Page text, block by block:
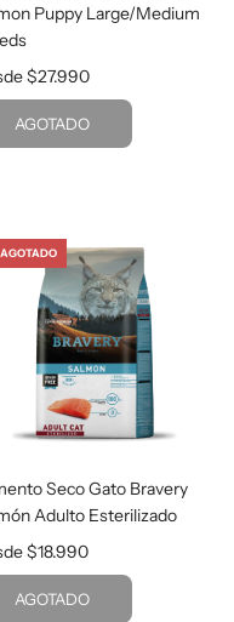
Puppy Large/Medium
$27.990
AGOTADO
AGOTADO
Seco Gato Bravery
Adulto Esterilizado
$18.990
AGOTADO